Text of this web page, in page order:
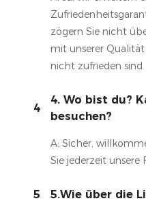
zögern Sie nicht
mit unserer
nicht zufrieden sind.
4
4. Wo bist du?
besuchen?
A: Sicher,
Sie jederzeit unsere
5 5.Wie über die